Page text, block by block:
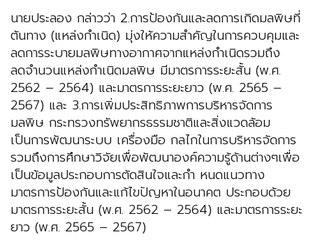
นายประลอง กล่าวว่า 2.การป้องกันและลดการเกิดมลพิษที่
ต้นทาง (แหล่งกําเนิด) มุ่งให้ความสําคัญในการควบคุมและ
ลดการระบายมลพิษทางอากาศจากแหล่งกําเนิดรวมถึง
ลดจํานวนแหล่งกําเนิดมลพิษ มีมาตรการระยะสั้น (พ.ศ.
2562 – 2564) และมาตรการระยะยาว (พ.ศ. 2565 –
2567) และ 3.การเพิ่มประสิทธิภาพการบริหารจัดการ
มลพิษ กระทรวงทรัพยากรธรรมชาติและสิ่งแวดล้อม
เป็นการพัฒนาระบบ เครื่องมือ กลไกในการบริหารจัดการ
รวมถึงการศึกษาวิจัยเพื่อพัฒนาองค์ความรู้ด้านต่างๆเพื่อ
เป็นข้อมูลประกอบการตัดสินใจและกํา หนดแนวทาง
มาตรการป้องกันและแก้ไขปัญหาในอนาคต ประกอบด้วย
มาตรการระยะสั้น (พ.ศ. 2562 – 2564) และมาตรการระยะ
ยาว (พ.ศ. 2565 – 2567)